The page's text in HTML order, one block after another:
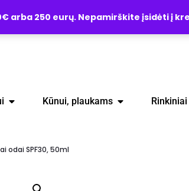
arba 250 eurų. Nepamirškite įsidėti į
Kūnui, plaukams Rinkiniai
odai SPF30, 50ml